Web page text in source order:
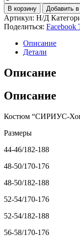
В корзину Добавить
Артикул: Н/Д
Поделиться: Facebook
Описание
Детали
Описание
Описание
Костюм “СИРИУС-
Размеры
44-46/182-188
48-50/170-176
48-50/182-188
52-54/170-176
52-54/182-188
56-58/170-176